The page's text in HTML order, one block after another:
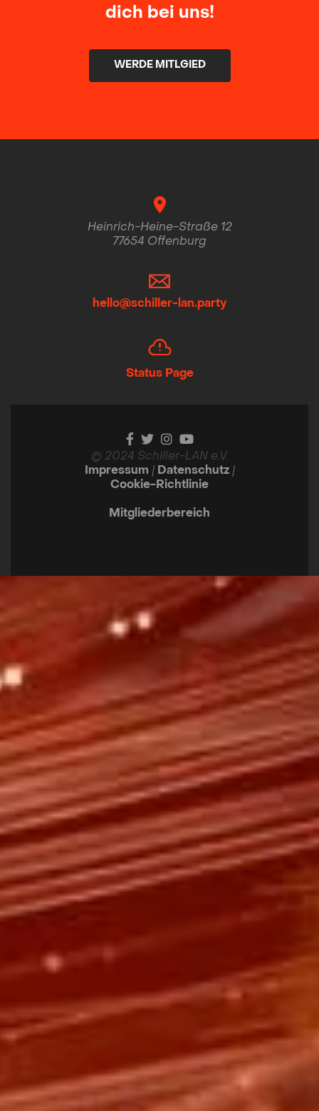
dich bei uns!
WERDE MITLGIED
Heinrich-Heine-Straße 12
77654 Offenburg
hello@schiller-lan.party
Status Page
© 2024 Schiller-LAN e.V.
Impressum | Datenschutz|
Cookie-Richtlinie
Mitgliederbereich